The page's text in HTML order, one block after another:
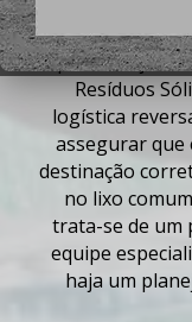
Alogística
preservação
Resíduos
logística
assegurar que
destinação
no lixo
trata-se de um
equipe
haja um